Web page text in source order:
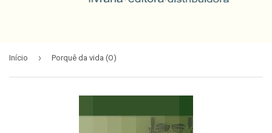
Início › Porquê da vida (O)